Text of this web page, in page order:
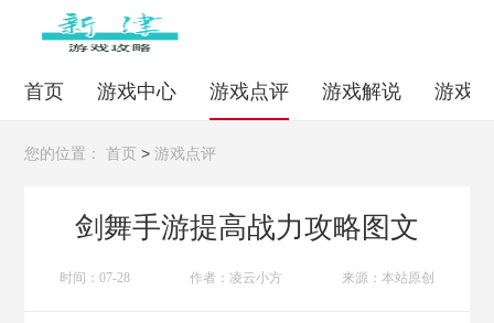
首页 游戏中心 游戏点评 游戏解说 游戏
您的位置： 首页 >游戏点评
剑舞手游提高战力攻略图文
时间：07-28 作者：凌云小方 来源：本站原创